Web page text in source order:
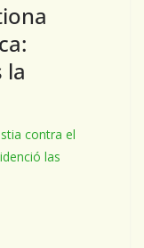
la
contra el
las